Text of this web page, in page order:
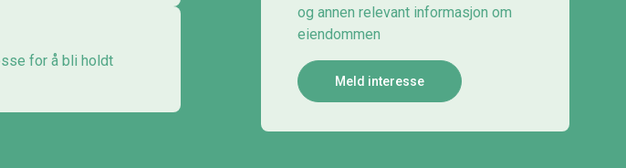
for å bli holdt
og annen relevant informasjon om
eiendommen
Meld interesse